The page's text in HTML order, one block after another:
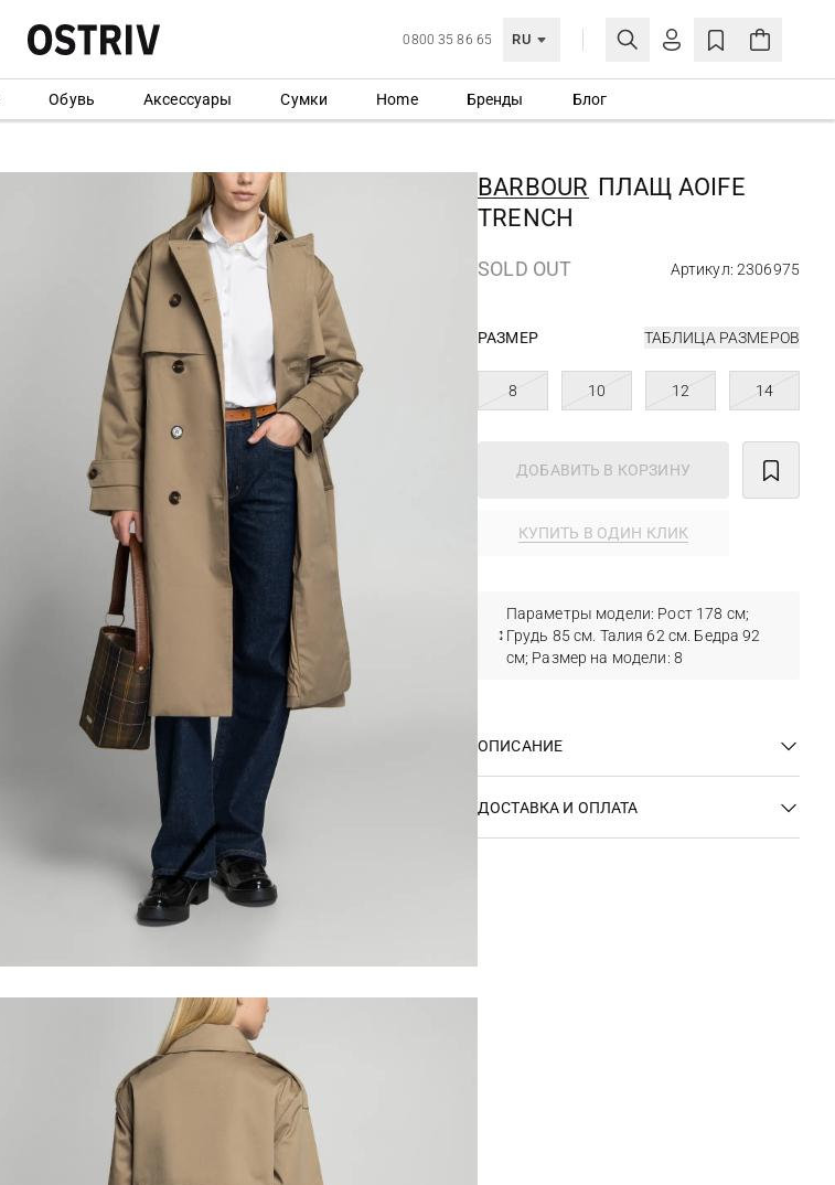
0800 35 86 65 RU
ЛИЧНЫЙ КАБИНЕТ
Обувь Аксессуары Сумки Home Бренды Блог
BARBOUR ПЛАЩ AOIFE
TRENCH
SOLD OUT Артикул: 2306975
РАЗМЕР ТАБЛИЦА РАЗМЕРОВ
8 10 12 14
ДОБАВИТЬ В КОРЗИНУ
КУПИТЬ В ОДИН КЛИК
Параметры модели: Рост 178 см;
Грудь 85 см. Талия 62 см. Бедра 92
см; Размер на модели: 8
ОПИСАНИЕ
ДОСТАВКА И ОПЛАТА